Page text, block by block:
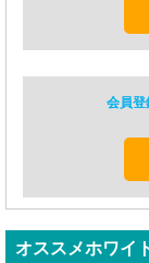
会員登
オススメホワイ